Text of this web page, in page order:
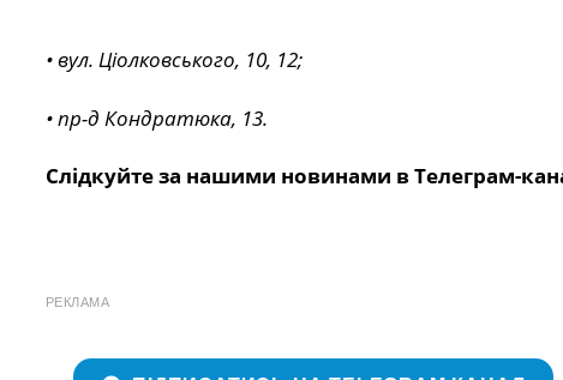
• вул. Ціолковського, 10, 12;
• пр-д Кондратюка, 13.
Слідкуйте за нашими новинами в Телеграм-
РЕКЛАМА